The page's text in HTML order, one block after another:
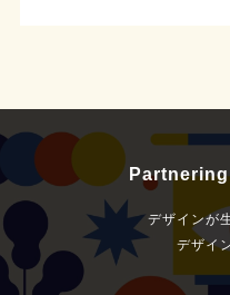
デザインが
デザイ